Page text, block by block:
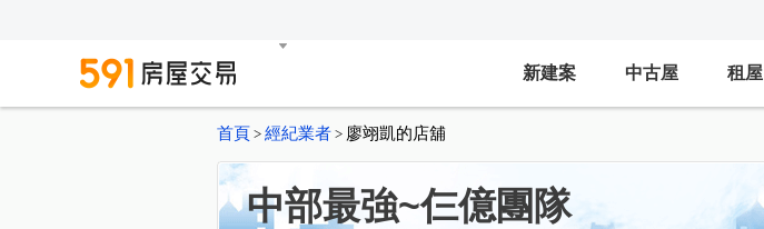
新建案 中古屋 租屋
首頁 > 經紀業者 > 廖翊凱的店舖
中部最強~仨億團隊